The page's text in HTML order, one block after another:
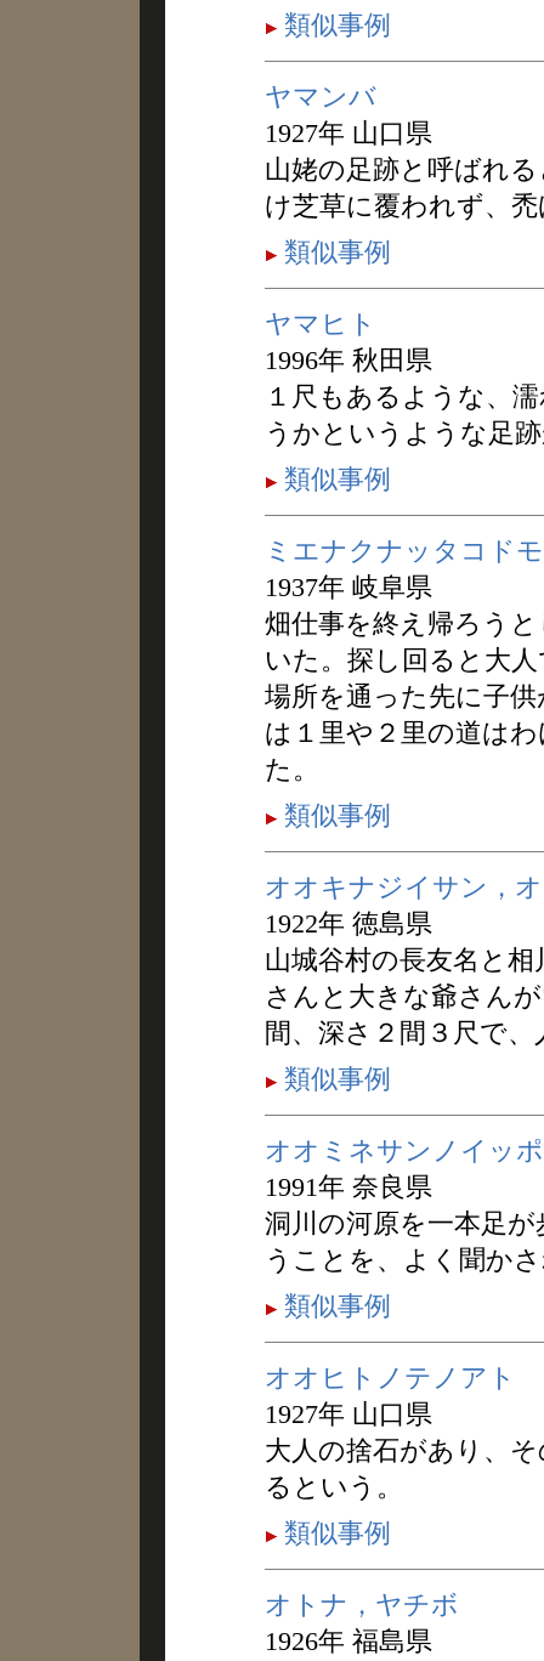
類似事例
ヤマンバ
1927年 山口県
山姥の足跡と呼ばれ
け芝草に覆われず、
類似事例
ヤマヒト
1996年 秋田県
１尺もあるような、
うかというような足
類似事例
ミエナクナッタコド
1937年 岐阜県
畑仕事を終え帰ろう
いた。探し回ると大
場所を通った先に子
は１里や２里の道は
た。
類似事例
オオキナジイサン，
1922年 徳島県
山城谷村の長友名と
さんと大きな爺さん
間、深さ２間３尺で
類似事例
オオミネサンノイッ
1991年 奈良県
洞川の河原を一本足
うことを、よく聞か
類似事例
オオヒトノテノアト
1927年 山口県
大人の捨石があり、
るという。
類似事例
オトナ，ヤチボ
1926年 福島県